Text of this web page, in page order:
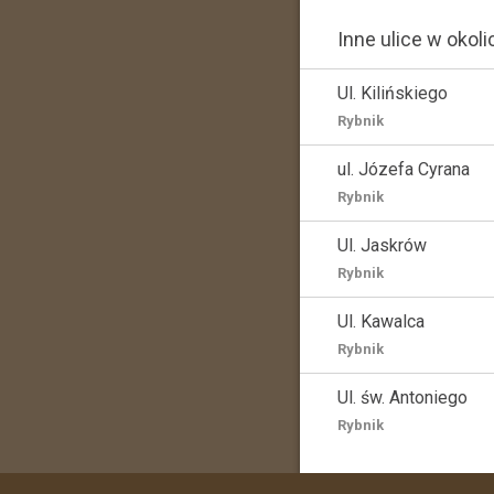
Inne ulice w
Ul. Kilińskiego
Rybnik
ul. Józefa Cyrana
Rybnik
Ul. Jaskrów
Rybnik
Ul. Kawalca
Rybnik
Ul. św. Antoniego
Rybnik